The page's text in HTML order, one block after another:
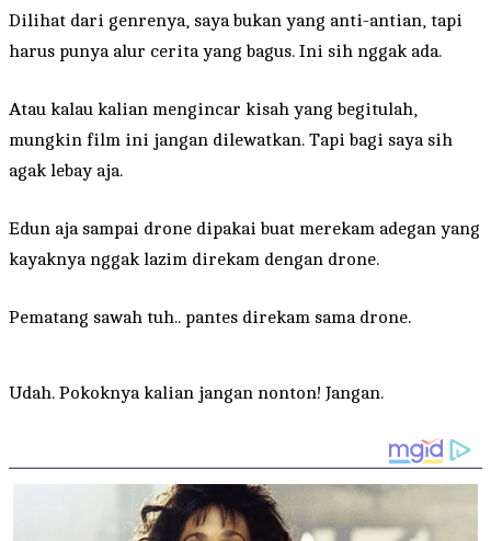
Dilihat dari genrenya, saya bukan yang anti-antian, tapi
harus punya alur cerita yang bagus. Ini sih nggak ada.
Atau kalau kalian mengincar kisah yang begitulah,
mungkin film ini jangan dilewatkan. Tapi bagi saya sih
agak lebay aja.
Edun aja sampai drone dipakai buat merekam adegan yang
kayaknya nggak lazim direkam dengan drone.
Pematang sawah tuh.. pantes direkam sama drone.
Udah. Pokoknya kalian jangan nonton! Jangan.